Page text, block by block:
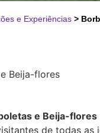
e Experiências >
Beija-flores
e Beija-flores
de todas as